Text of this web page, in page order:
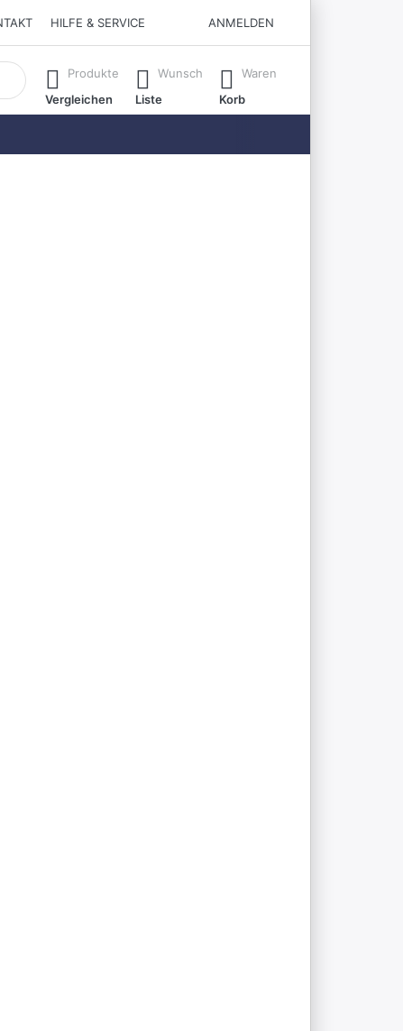
HILFE & SERVICE ANMELDEN
erste Ergebnisse. Drücken Sie die Eingabetaste, um
Produkte
Vergleichen
Wunsch
Liste
Waren
Korb